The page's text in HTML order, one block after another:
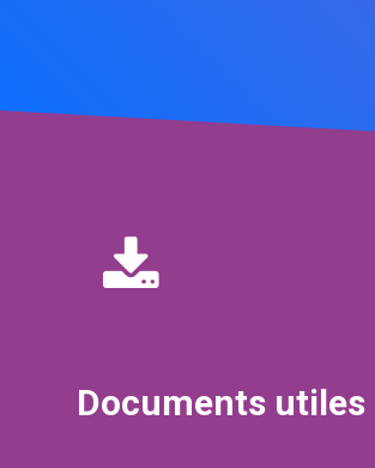
Documents utiles